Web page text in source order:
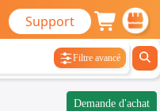
Support
Filtre avancé
Demande d'achat